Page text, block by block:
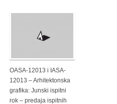
OASA-12013 i IASA-
12013 – Arhitektonska
grafika: Junski ispitni
rok – predaja ispitnih